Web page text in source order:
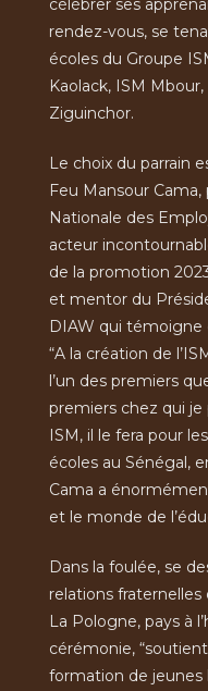
célébrer ses
rendez-vous, se
écoles du Groupe
Kaolack, ISM
Ziguinchor.
Le choix du parrain
Feu Mansour
Nationale des
acteur
de la promotion
et mentor du
DIAW qui témoigne
“A la création de
l’un des premiers
premiers chez qui je
ISM, il le fera pour
écoles au Sénégal,
Cama a
et le monde de
Dans la foulée, se
relations
La Pologne, pays à
cérémonie,
formation de jeunes